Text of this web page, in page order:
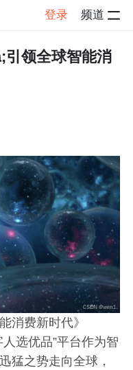
登录 频道
帖子详情
引领全球智能消
消费新时代》
选优品”平台作为智
猛之势走向全球，